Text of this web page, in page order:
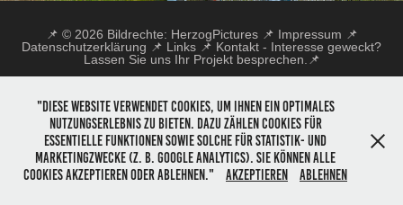
📌 © 2026 Bildrechte: HerzogPictures📌 Impressum 📌
Datenschutzerklärung 📌 Links 📌 Kontakt - Interesse geweckt?
Lassen Sie uns Ihr Projekt besprechen. 📌
"Diese Website verwendet Cookies, um Ihnen ein optimales
Nutzungserlebnis zu bieten. Dazu zählen Cookies für
essentielle Funktionen sowie solche für Statistik- und
Marketingzwecke (z. B. Google Analytics). Sie können alle
Cookies akzeptieren oder ablehnen."
Akzeptieren Ablehnen